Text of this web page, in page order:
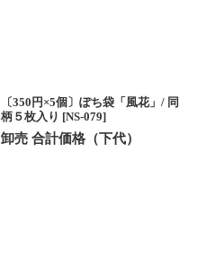
〔350円×5個〕ぽち袋「風花」/ 同
柄５枚入り [NS-079]
卸売 合計価格（下代）